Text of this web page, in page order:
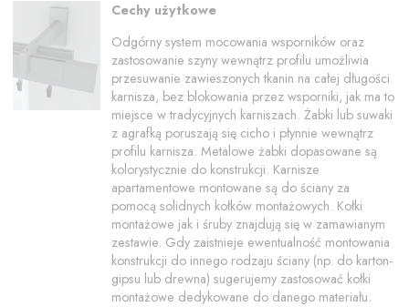
Cechy użytkowe
Odgórny system mocowania wsporników oraz
zastosowanie szyny wewnątrz profilu umożliwia
przesuwanie zawieszonych tkanin na całej długości
karnisza, bez blokowania przez wsporniki, jak ma to
miejsce w tradycyjnych karniszach. Żabki lub suwaki
z agrafką poruszają się cicho i płynnie wewnątrz
profilu karnisza. Metalowe żabki dopasowane są
kolorystycznie do konstrukcji. Karnisze
apartamentowe montowane są do ściany za
pomocą solidnych kołków montażowych. Kołki
montażowe jak i śruby znajdują się w zamawianym
zestawie. Gdy zaistnieje ewentualność montowania
konstrukcji do innego rodzaju ściany (np. do karton-
gipsu lub drewna) sugerujemy zastosować kołki
montażowe dedykowane do danego materiału.